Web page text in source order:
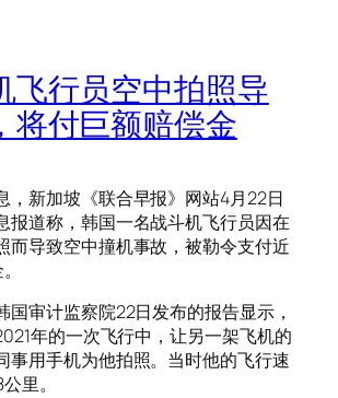
飞行员空中拍照导
将付巨额赔偿金
新加坡《联合早报》网站4月22日
报道称，韩国一名战斗机飞行员因在
而导致空中撞机事故，被勒令支付近
审计监察院22日发布的报告显示，
年的一次飞行中，让另一架飞机的
事用手机为他拍照。当时他的飞行速
里。